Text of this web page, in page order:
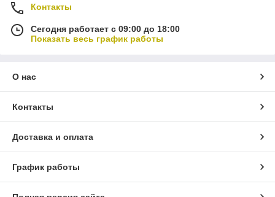
Контакты
Сегодня работает с 09:00 до 18:00
Показать весь график работы
О нас
Контакты
Доставка и оплата
График работы